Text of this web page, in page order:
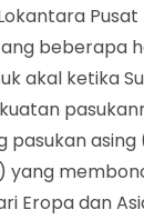
beberapa
akal ketika
pasukan asing
yang
Eropa dan